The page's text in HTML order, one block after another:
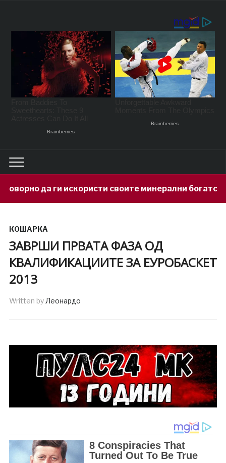
своите минерални богатства 19 hours ago
КОШАРКА
ЗАВРШИ ПРВАТА ФАЗА ОД
КВАЛИФИКАЦИИТЕ ЗА ЕУРОБАСКЕТ
2013
Written byЛеонардо